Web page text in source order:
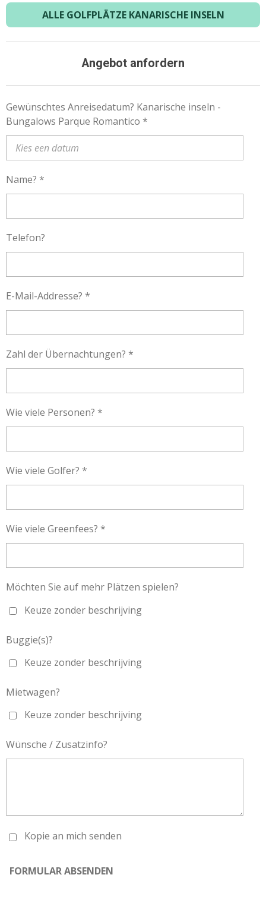
ALLE GOLFPLÄTZE KANARISCHE INSELN
Angebot anfordern
Gewünschtes Anreisedatum? Kanarische inseln -
Bungalows Parque Romantico *
Name? *
Telefon?
E-Mail-Addresse? *
Zahl der Übernachtungen? *
Wie viele Personen? *
Wie viele Golfer? *
Wie viele Greenfees? *
Möchten Sie auf mehr Plätzen spielen?
Keuze zonder beschrijving
Buggie(s)?
Keuze zonder beschrijving
Mietwagen?
Keuze zonder beschrijving
Wünsche / Zusatzinfo?
Kopie an mich senden
FORMULAR ABSENDEN